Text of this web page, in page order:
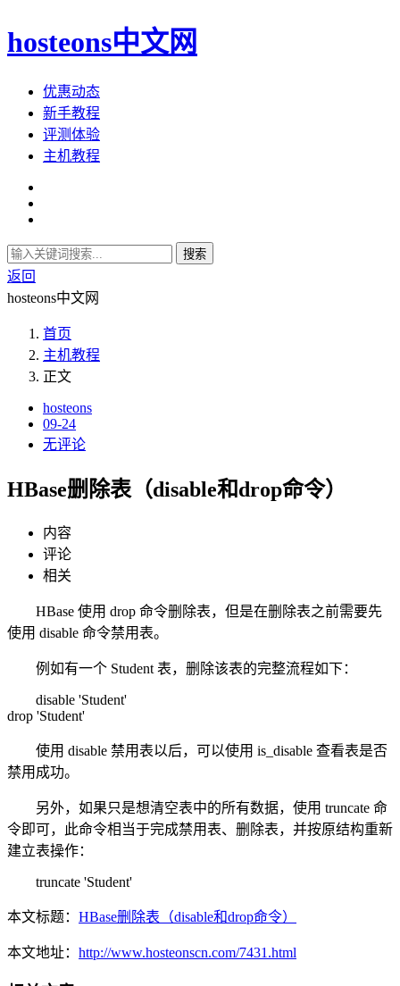
hosteons中文网
优惠动态
新手教程
评测体验
主机教程
搜索
返回
hosteons中文网
首页
主机教程
正文
hosteons
09-24
无评论
HBase删除表（disable和drop命令）
内容
评论
相关
HBase 使用 drop 命令删除表，但是在删除表之前需要先
使用 disable 命令禁用表。
例如有一个 Student 表，删除该表的完整流程如下：
disable 'Student'
drop 'Student'
使用 disable 禁用表以后，可以使用 is_disable 查看表是否
禁用成功。
另外，如果只是想清空表中的所有数据，使用 truncate 命
令即可，此命令相当于完成禁用表、删除表，并按原结构重新
建立表操作：
truncate 'Student'
本文标题： HBase删除表（disable和drop命令）
本文地址： http://www.hosteonscn.com/7431.html